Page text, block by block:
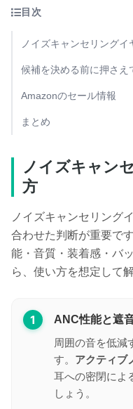
目次
ノイズキャンセリングイ
候補を決める前に押さえ
Amazonのセール情報
まとめ
ノイズキャン
方
ノイズキャンセリング
合わせた判断が重要で
能・音質・装着感・バ
ら、使い方を想定して
1
ANC性能と遮
周囲の音を低減
す。 アクティブ
耳への密閉によ
しょう。